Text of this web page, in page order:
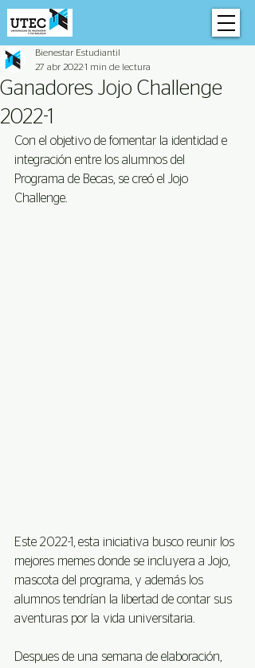
Ganadores Jojo Challenge
2022-1
Bienestar Estudiantil
27 abr 20221 min de lectura
Con el objetivo de fomentar la identidad e
integración entre los alumnos del
Programa de Becas, se creó el Jojo
Challenge.
Este 2022-1, esta iniciativa busco reunir los
mejores memes donde se incluyera a Jojo,
mascota del programa, y además los
alumnos tendrían la libertad de contar sus
aventuras por la vida universitaria.
Despues de una semana de elaboración,